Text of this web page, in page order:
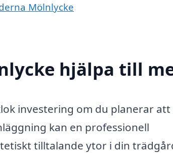
Mölnlycke
hjälpa till
investering om du planerar att
kan en professionell
tilltalande ytor i din